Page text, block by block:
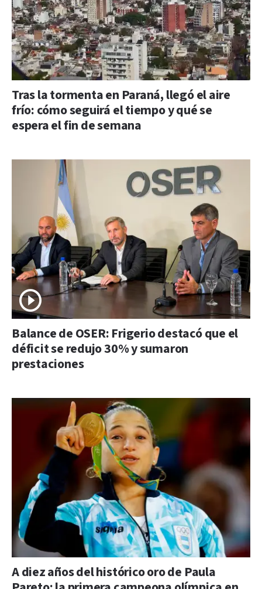
Tras la tormenta en Paraná, llegó el aire
frío: cómo seguirá el tiempo y qué se
espera el fin de semana
Balance de OSER: Frigerio destacó que el
déficit se redujo 30% y sumaron
prestaciones
A diez años del histórico oro de Paula